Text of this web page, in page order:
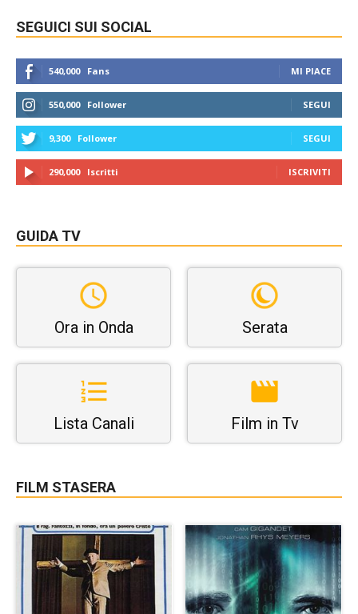
SEGUICI SUI SOCIAL
540,000 Fans MI PIACE
550,000 Follower SEGUI
9,300 Follower SEGUI
290,000 Iscritti ISCRIVITI
GUIDA TV
Ora in Onda Serata
Lista Canali Film in Tv
FILM STASERA